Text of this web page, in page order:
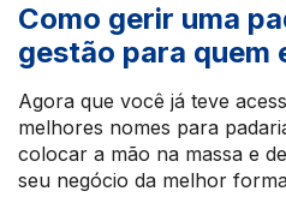
Como gerir uma
gestão para quem
Agora que você já teve
melhores nomes para
colocar a mão na massa e
seu negócio da melhor